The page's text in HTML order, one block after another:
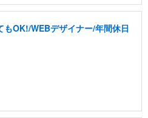
もOK!/WEBデザイナー/年間休日